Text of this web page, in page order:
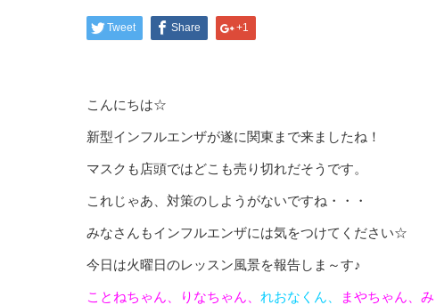
Tweet Share +1
こんにちは☆
新型インフルエンザが遂に関東まで来ましたね！
マスクも店頭ではどこも売り切れだそうです。
これじゃあ、対策のしようがないですね・・・
みなさんもインフルエンザには気をつけてください☆
今日は火曜日のレッスン風景を報告しま～す♪
ことねちゃん、りなちゃん、 れおなくん、 まやちゃん、